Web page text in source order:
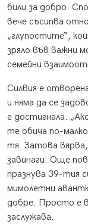
били за добро.
вече съсипва
„глупостите“,
зряло във важни
семейни
Силвия е
и няма да се
е достигнала.
те обича по-
тя. Затова
завинаги. Още
празнува 39-тия
мимолетни
добре. Просто е
заслужава.